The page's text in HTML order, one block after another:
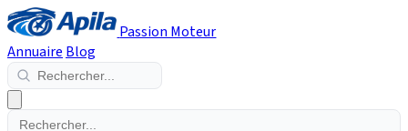
Passion Moteur
Annuaire Blog